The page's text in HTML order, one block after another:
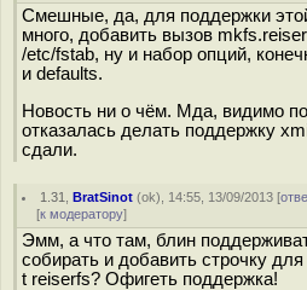
Смешные, да, для поддержки
много, добавить вызов
/etc/fstab, ну и набор опций,
и defaults.
Новость ни о чём. Мда, видимо
отказалась делать поддержку
сдали.
1.31 ,BratSinot (ok), 14:55, 13/09/2013 [
[к модератору]
Эмм, а что там, блин
собирать и добавить строчку
t reiserfs? Офигеть поддержка!